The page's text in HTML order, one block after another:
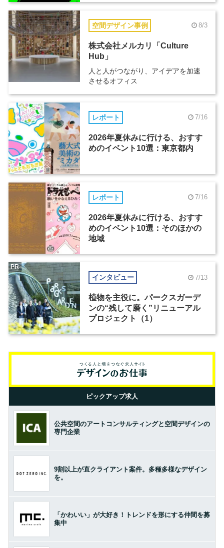
空間デザイン事例 8/3
株式会社メルカリ「Culture
Hub」
人と人がつながり、アイデアを加速
させるオフィス
レポート 7/16
2026年夏休みに行ける、おすす
めのイベント10選：東京都内
レポート 7/16
2026年夏休みに行ける、おすす
めのイベント10選：そのほかの
地域
インタビュー 7/13
植物を主役に。パークスガーデ
ンの“残して磨く”リニューアル
プロジェクト（1）
PR
ピックアップ求人
公共空間のアートコンサルティングと空間デザインの
専門企業
9割以上が直クライアント案件。多種多様なデザイン
を。
「かわいい」が大好き！トレンドを形にする仲間を募
集中